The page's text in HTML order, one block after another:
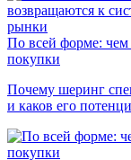
рынки
По всей форме: чем
покупки
Почему шеринг
и каков его